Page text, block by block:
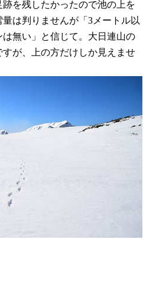
跡を残したかったので池の上を
は判りませんが「3メートル以
は無い」と信じて。大日連山の
が、上の方だけしか見えませ